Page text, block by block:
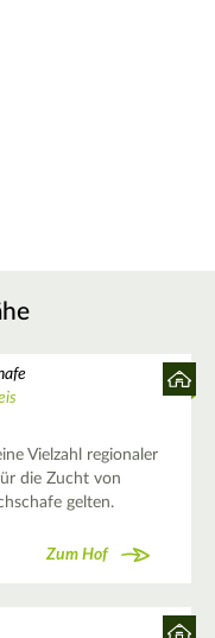
Vielzahl regionaler
die Zucht von
gelten.
Zum Hof